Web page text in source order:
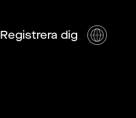
Registrera dig